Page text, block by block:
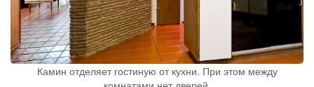
Камин отделяет гостиную от кухни. При этом между